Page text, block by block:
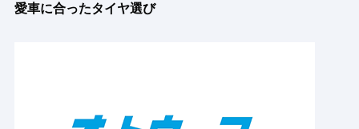
愛車に合ったタイヤ選び